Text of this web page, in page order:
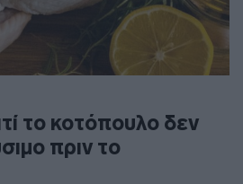
το κοτόπουλο δεν
πριν το